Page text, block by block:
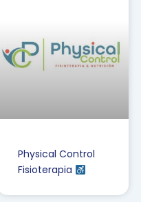
Physical Control
Fisioterapia